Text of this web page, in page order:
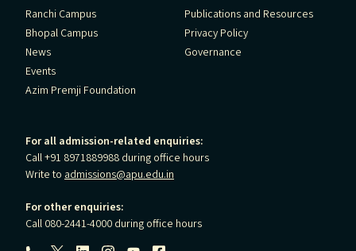
Ranchi Campus
Bhopal Campus
News
Events
Azim Premji Foundation
Publications and Resources
Privacy Policy
Governance
For all admission-related enquiries:
Call +91 8971889988 during office hours
Write to admissions@apu.edu.in
For other enquiries:
Call 080-2441-4000 during office hours